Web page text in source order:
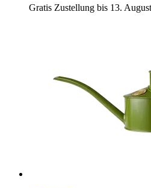
Gratis Zustellung bis 13. August